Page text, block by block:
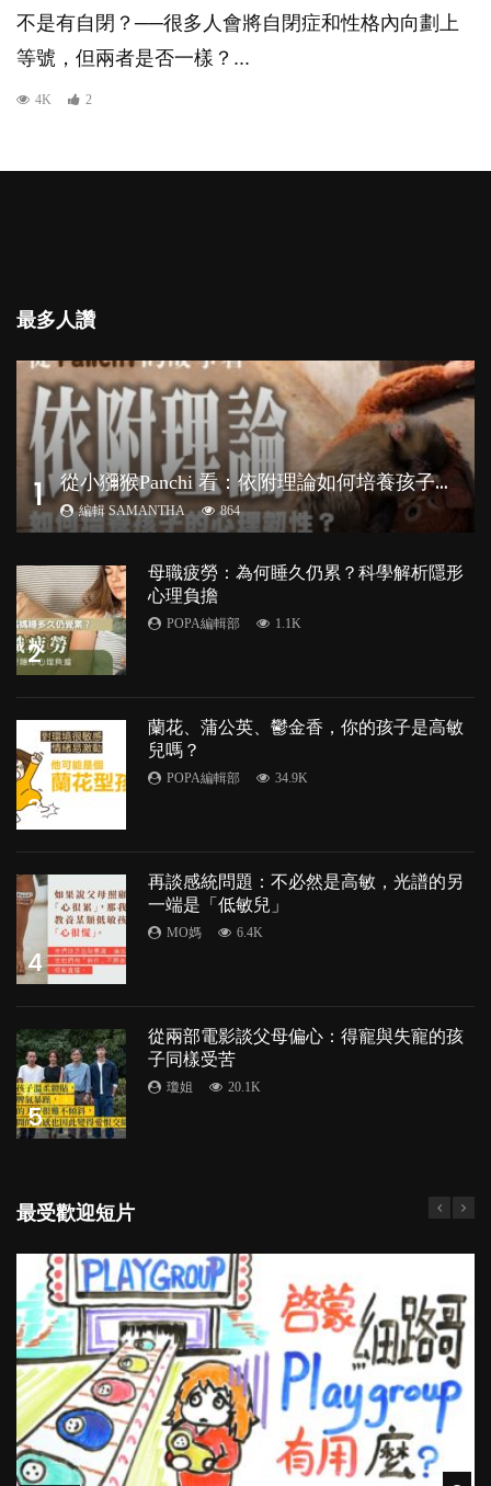
不是有自閉？──很多人會將自閉症和性格內向劃上
等號，但兩者是否一樣？...
4K 2
最多人讚
1 從
小獼猴Panchi 看：依附理論如何培養孩子心理韌性？
編輯 SAMANTHA 864
2
母職疲勞：為何睡久仍累？科學解析隱形
心理負擔
POPA編輯部 1.1K
3
蘭花、蒲公英、鬱金香，你的孩子是高敏
兒嗎？
POPA編輯部 34.9K
4
再談感統問題：不必然是高敏，光譜的另
一端是「低敏兒」
MO媽 6.4K
5
從兩部電影談父母偏心：得寵與失寵的孩
子同樣受苦
瓊姐 20.1K
最受歡迎短片